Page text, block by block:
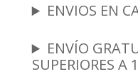
ENVIOS EN
ENVÍO
SUPERIORES A